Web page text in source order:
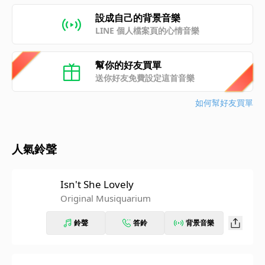
設成自己的背景音樂
LINE 個人檔案頁的心情音樂
幫你的好友買單
送你好友免費設定這首音樂
如何幫好友買單
人氣鈴聲
Isn't She Lovely
Original Musiquarium
鈴聲 答鈴 背景音樂